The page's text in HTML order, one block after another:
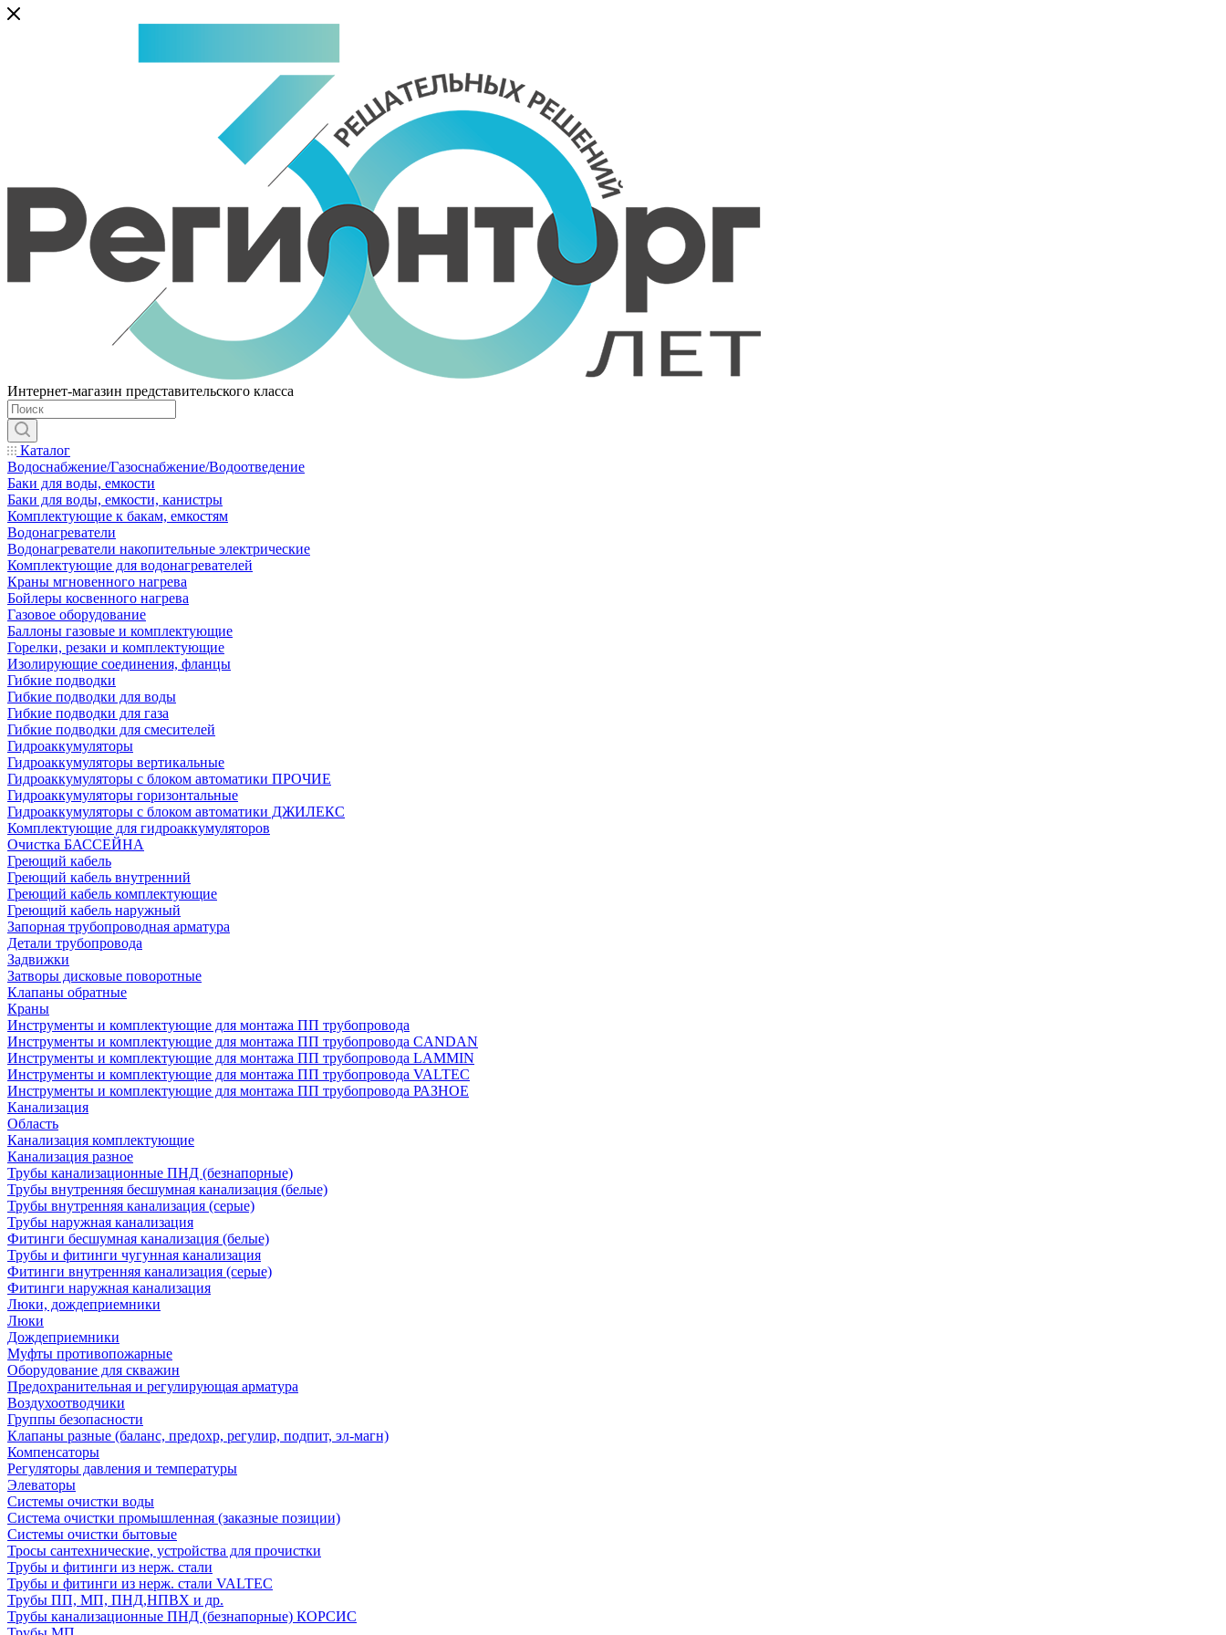
Интернет-магазин представительского класса
Каталог
Водоснабжение/Газоснабжение/Водоотведение
Баки для воды, емкости
Баки для воды, емкости, канистры
Комплектующие к бакам, емкостям
Водонагреватели
Водонагреватели накопительные электрические
Комплектующие для водонагревателей
Краны мгновенного нагрева
Бойлеры косвенного нагрева
Газовое оборудование
Баллоны газовые и комплектующие
Горелки, резаки и комплектующие
Изолирующие соединения, фланцы
Гибкие подводки
Гибкие подводки для воды
Гибкие подводки для газа
Гибкие подводки для смесителей
Гидроаккумуляторы
Гидроаккумуляторы вертикальные
Гидроаккумуляторы с блоком автоматики ПРОЧИЕ
Гидроаккумуляторы горизонтальные
Гидроаккумуляторы с блоком автоматики ДЖИЛЕКС
Комплектующие для гидроаккумуляторов
Очистка БАССЕЙНА
Греющий кабель
Греющий кабель внутренний
Греющий кабель комплектующие
Греющий кабель наружный
Запорная трубопроводная арматура
Детали трубопровода
Задвижки
Затворы дисковые поворотные
Клапаны обратные
Краны
Инструменты и комплектующие для монтажа ПП трубопровода
Инструменты и комплектующие для монтажа ПП трубопровода CANDAN
Инструменты и комплектующие для монтажа ПП трубопровода LAMMIN
Инструменты и комплектующие для монтажа ПП трубопровода VALTEC
Инструменты и комплектующие для монтажа ПП трубопровода РАЗНОЕ
Канализация
Область
Канализация комплектующие
Канализация разное
Трубы канализационные ПНД (безнапорные)
Трубы внутренняя бесшумная канализация (белые)
Трубы внутренняя канализация (серые)
Трубы наружная канализация
Фитинги бесшумная канализация (белые)
Трубы и фитинги чугунная канализация
Фитинги внутренняя канализация (серые)
Фитинги наружная канализация
Люки, дождеприемники
Люки
Дождеприемники
Муфты противопожарные
Оборудование для скважин
Предохранительная и регулирующая арматура
Воздухоотводчики
Группы безопасности
Клапаны разные (баланс, предохр, регулир, подпит, эл-магн)
Компенсаторы
Регуляторы давления и температуры
Элеваторы
Системы очистки воды
Система очистки промышленная (заказные позиции)
Системы очистки бытовые
Тросы сантехнические, устройства для прочистки
Трубы и фитинги из нерж. стали
Трубы и фитинги из нерж. стали VALTEC
Трубы ПП, МП, ПНД,НПВХ и др.
Трубы канализационные ПНД (безнапорные) КОРСИС